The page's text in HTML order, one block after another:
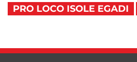
PRO LOCO ISOLE EGADI